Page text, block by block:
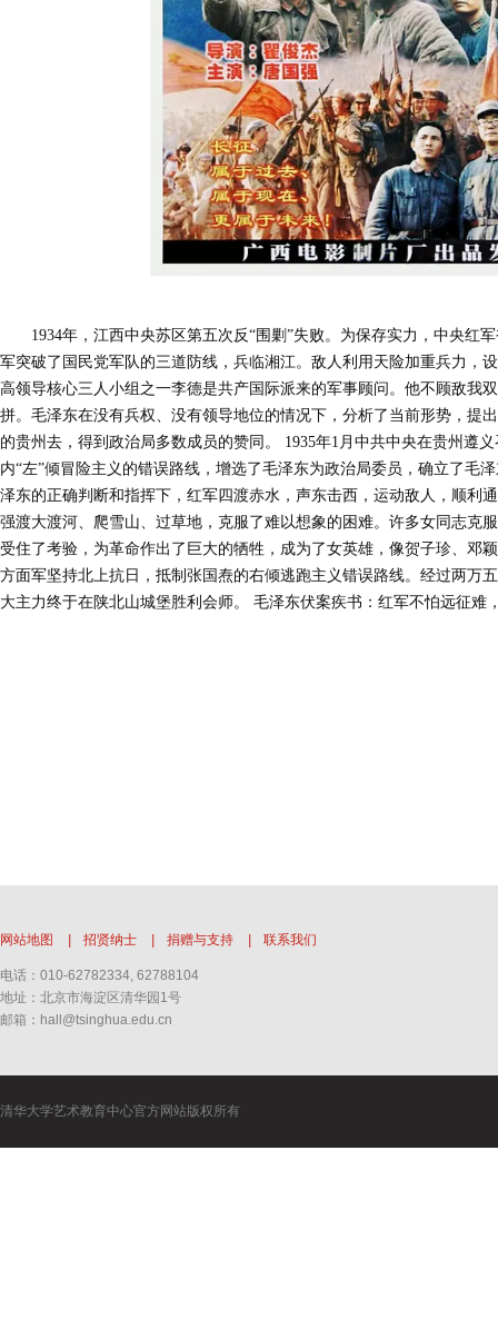
1934年，江西中央苏区第五次反“围剿”失败。为保存实力，中央红
军突破了国民党军队的三道防线，兵临湘江。敌人利用天险加重兵力，
高领导核心三人小组之一李德是共产国际派来的军事顾问。他不顾敌我
拼。毛泽东在没有兵权、没有领导地位的情况下，分析了当前形势，提
的贵州去，得到政治局多数成员的赞同。
1935年1 月中共中央在贵州遵
内“左”倾冒险主义的错误路线，增选了毛泽东为政治局委员，确立了毛
泽东的正确判断和指挥下，红军四渡赤水，声东击西，运动敌人，顺利
强渡大渡河、爬雪山、过草地，克服了难以想象的困难。许多女同志克
受住了考验，为革命作出了巨大的牺牲，成为了女英雄，像贺子珍、邓
方面军坚持北上抗日，抵制张国焘的右倾逃跑主义错误路线。经过两万
大主力终于在陕北山城堡胜利会师。
毛泽东伏案疾书：红军不怕远征难
网站地图 招贤纳士 捐赠与支持 联系我们
电话：010-62782334, 62788104
地址：北京市海淀区清华园1号
邮箱：hall@tsinghua.edu.cn
清华大学艺术教育中心官方网站版权所有